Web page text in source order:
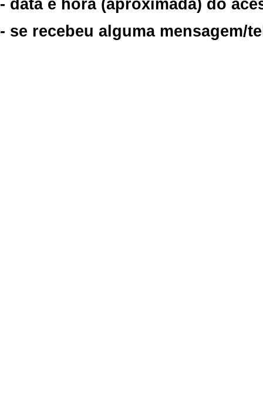
- data e hora (aproximada) do
- se recebeu alguma mensagem/